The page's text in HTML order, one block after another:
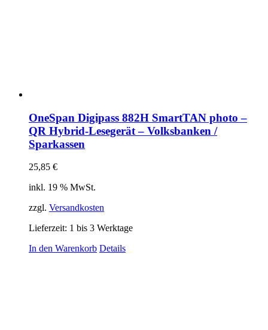
OneSpan Digipass 882H SmartTAN photo –
QR Hybrid-Lesegerät – Volksbanken /
Sparkassen
25,85 €
inkl. 19 % MwSt.
zzgl. Versandkosten
Lieferzeit: 1 bis 3 Werktage
In den Warenkorb Details